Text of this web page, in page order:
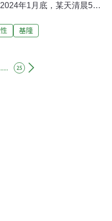
年1月底，某天清晨5點
忙著低頭找蟲吃；紅冠水
，她和先生劉孝伸在美濃
基隆
...... 25